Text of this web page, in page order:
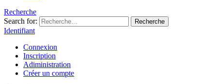
Recherche
Search for:
Recherche
Identifiant
Connexion
Inscription
Adiministration
Créer un compte